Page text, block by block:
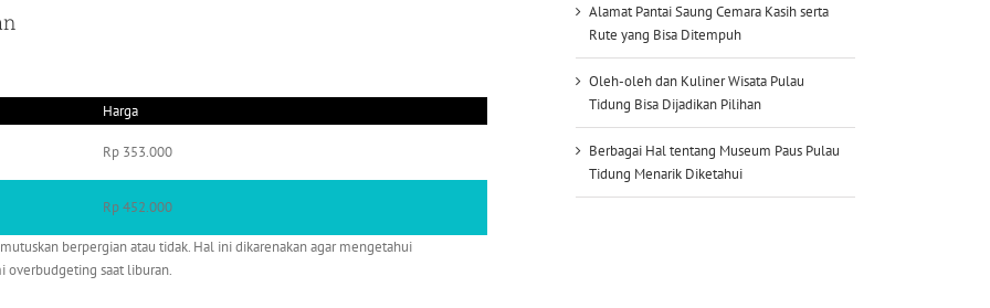
Harga
Rp 353.000
Rp 452.000
berpergian atau tidak. Hal ini dikarenakan agar mengetahui
overbudgeting saat liburan.
Alamat Pantai Saung Cemara Kasih serta
Rute yang Bisa Ditempuh
Oleh-oleh dan Kuliner Wisata Pulau
Tidung Bisa Dijadikan Pilihan
Berbagai Hal tentang Museum Paus Pulau
Tidung Menarik Diketahui